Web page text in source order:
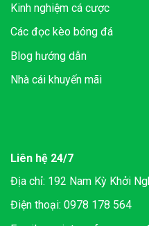
Kinh nghiệm cá cược
Các đọc kèo bóng đá
Blog hướng dẫn
Nhà cái khuyến mãi
Liên hệ 24/7
Địa chỉ: 192 Nam Kỳ Khởi
Điện thoại: 0978 178 564